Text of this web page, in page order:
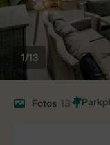
1/13
Fotos 13